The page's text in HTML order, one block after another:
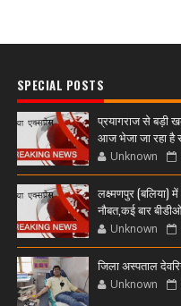
SPECIAL POSTS
प्रयागराज से बड़ी
आज भेजा जा रहा
Unknown
लक्ष्मणपुर (बलिया)
नौबत,कई बार
Unknown
जिला अस्पताल
Unknown